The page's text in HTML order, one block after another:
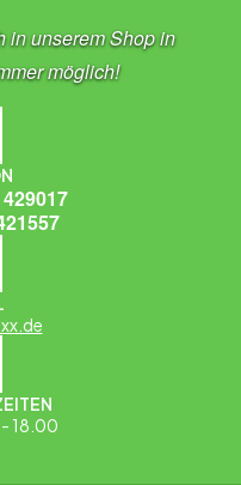
in unserem Shop in
möglich!
18.00